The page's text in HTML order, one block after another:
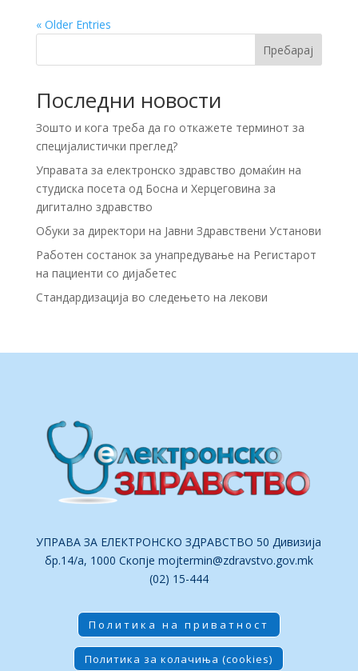
« Older Entries
Пребарај
Последни новости
Зошто и кога треба да го откажете терминот за
специјалистички преглед?
Управата за електронско здравство домаќин на
студиска посета од Босна и Херцеговина за
дигитално здравство
Обуки за директори на Јавни Здравствени Установи
Работен состанок за унапредување на Регистарот
на пациенти со дијабетес
Стандардизација во следењето на лекови
УПРАВА ЗА ЕЛЕКТРОНСКО ЗДРАВСТВО 50 Дивизија
бр.14/а, 1000 Скопје mojtermin@zdravstvo.gov.mk
(02) 15-444
Политика на приватност
Политика за колачиња (cookies)